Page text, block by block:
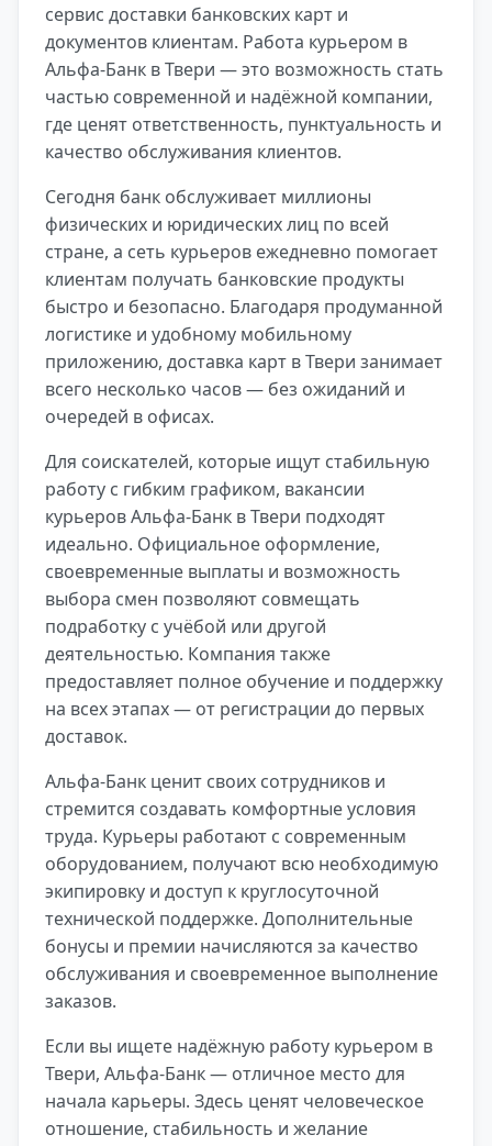
сервис доставки банковских карт и
документов клиентам. Работа курьером в
Альфа-Банк в Твери — это возможность стать
частью современной и надёжной компании,
где ценят ответственность, пунктуальность и
качество обслуживания клиентов.
Сегодня банк обслуживает миллионы
физических и юридических лиц по всей
стране, а сеть курьеров ежедневно помогает
клиентам получать банковские продукты
быстро и безопасно. Благодаря продуманной
логистике и удобному мобильному
приложению, доставка карт в Твери занимает
всего несколько часов — без ожиданий и
очередей в офисах.
Для соискателей, которые ищут стабильную
работу с гибким графиком, вакансии
курьеров Альфа-Банк в Твери подходят
идеально. Официальное оформление,
своевременные выплаты и возможность
выбора смен позволяют совмещать
подработку с учёбой или другой
деятельностью. Компания также
предоставляет полное обучение и поддержку
на всех этапах — от регистрации до первых
доставок.
Альфа-Банк ценит своих сотрудников и
стремится создавать комфортные условия
труда. Курьеры работают с современным
оборудованием, получают всю необходимую
экипировку и доступ к круглосуточной
технической поддержке. Дополнительные
бонусы и премии начисляются за качество
обслуживания и своевременное выполнение
заказов.
Если вы ищете надёжную работу курьером в
Твери, Альфа-Банк — отличное место для
начала карьеры. Здесь ценят человеческое
отношение, стабильность и желание